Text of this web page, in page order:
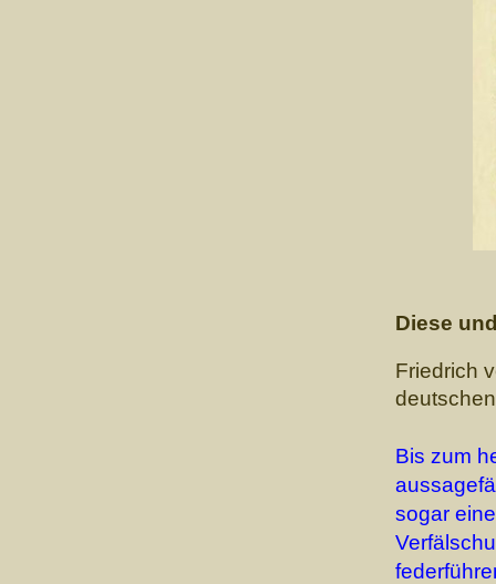
Diese
Friedrich
Bis zum
sogar